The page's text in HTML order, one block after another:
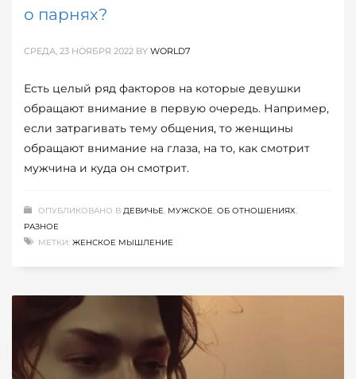
о парнях?
СРЕДА, 23 НОЯБРЯ 2022 BY WORLD7
Есть целый ряд факторов на которые девушки
обращают внимание в первую очередь. Например,
если затрагивать тему общения, то женщины
обращают внимание на глаза, на то, как смотрит
мужчина и куда он смотрит.
ОПУБЛИКОВАНО В ДЕВИЧЬЕ, МУЖСКОЕ, ОБ ОТНОШЕНИЯХ,
РАЗНОЕ
МЕТКИ: ЖЕНСКОЕ МЫШЛЕНИЕ